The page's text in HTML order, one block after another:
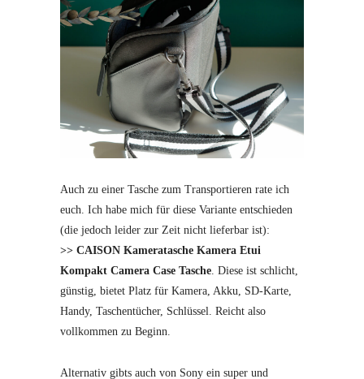
Auch zu einer Tasche zum Transportieren rate ich
euch. Ich habe mich für diese Variante entschieden
(die jedoch leider zur Zeit nicht lieferbar ist):
>> CAISON Kameratasche Kamera Etui
Kompakt Camera Case Tasche. Diese ist schlicht,
günstig, bietet Platz für Kamera, Akku, SD-Karte,
Handy, Taschentücher, Schlüssel. Reicht also
vollkommen zu Beginn.
Alternativ gibts auch von Sony ein super und